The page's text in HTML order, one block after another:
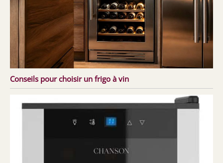
Conseils pour choisir un frigo à vin